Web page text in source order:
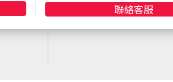
聯絡客服